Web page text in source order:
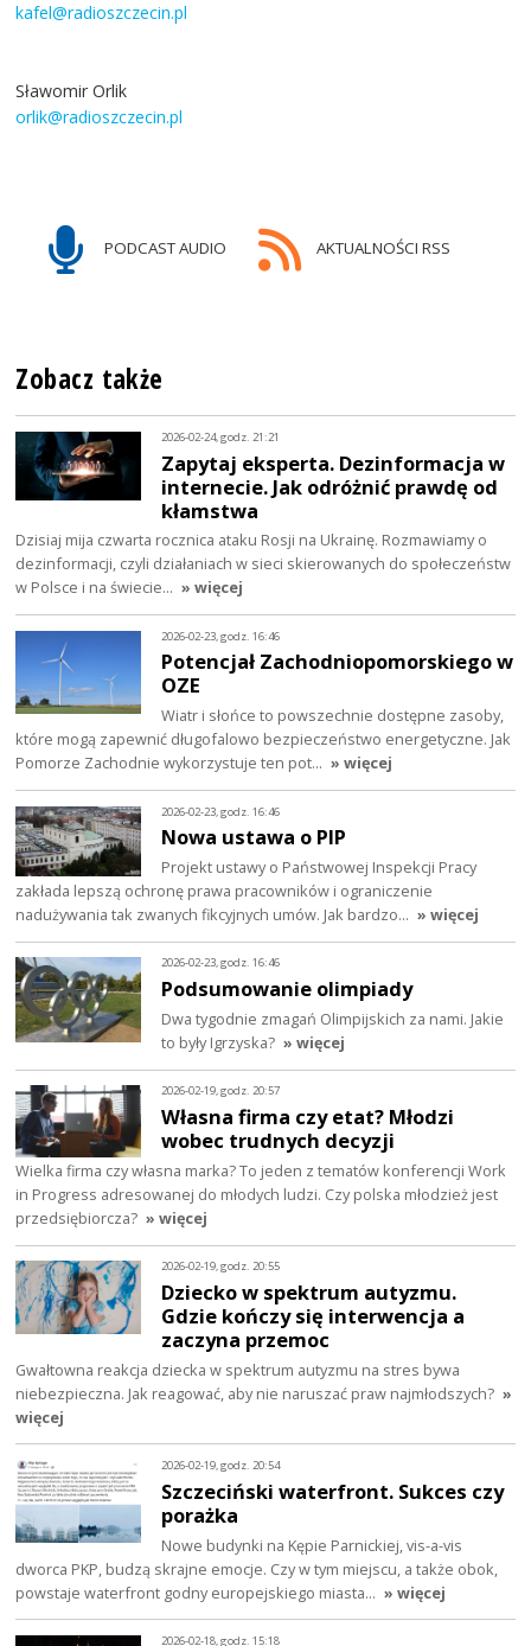
kafel@radioszczecin.pl
Sławomir Orlik
orlik@radioszczecin.pl
PODCAST AUDIO AKTUALNOŚCI RSS
Zobacz także
2026-02-24, godz. 21:21
Zapytaj eksperta. Dezinformacja w
internecie. Jak odróżnić prawdę od
kłamstwa
Dzisiaj mija czwarta rocznica ataku Rosji na Ukrainę. Rozmawiamy o
dezinformacji, czyli działaniach w sieci skierowanych do społeczeństw
w Polsce i na świecie… » więcej
2026-02-23, godz. 16:46
Potencjał Zachodniopomorskiego w
OZE
Wiatr i słońce to powszechnie dostępne zasoby,
które mogą zapewnić długofalowo bezpieczeństwo energetyczne. Jak
Pomorze Zachodnie wykorzystuje ten pot… » więcej
2026-02-23, godz. 16:46
Nowa ustawa o PIP
Projekt ustawy o Państwowej Inspekcji Pracy
zakłada lepszą ochronę prawa pracowników i ograniczenie
nadużywania tak zwanych fikcyjnych umów. Jak bardzo… » więcej
2026-02-23, godz. 16:46
Podsumowanie olimpiady
Dwa tygodnie zmagań Olimpijskich za nami. Jakie
to były Igrzyska? » więcej
2026-02-19, godz. 20:57
Własna firma czy etat? Młodzi
wobec trudnych decyzji
Wielka firma czy własna marka? To jeden z tematów konferencji Work
in Progress adresowanej do młodych ludzi. Czy polska młodzież jest
przedsiębiorcza? » więcej
2026-02-19, godz. 20:55
Dziecko w spektrum autyzmu.
Gdzie kończy się interwencja a
zaczyna przemoc
Gwałtowna reakcja dziecka w spektrum autyzmu na stres bywa
niebezpieczna. Jak reagować, aby nie naruszać praw najmłodszych? »
więcej
2026-02-19, godz. 20:54
Szczeciński waterfront. Sukces czy
porażka
Nowe budynki na Kępie Parnickiej, vis-a-vis
dworca PKP, budzą skrajne emocje. Czy w tym miejscu, a także obok,
powstaje waterfront godny europejskiego miasta… » więcej
2026-02-18, godz. 15:18